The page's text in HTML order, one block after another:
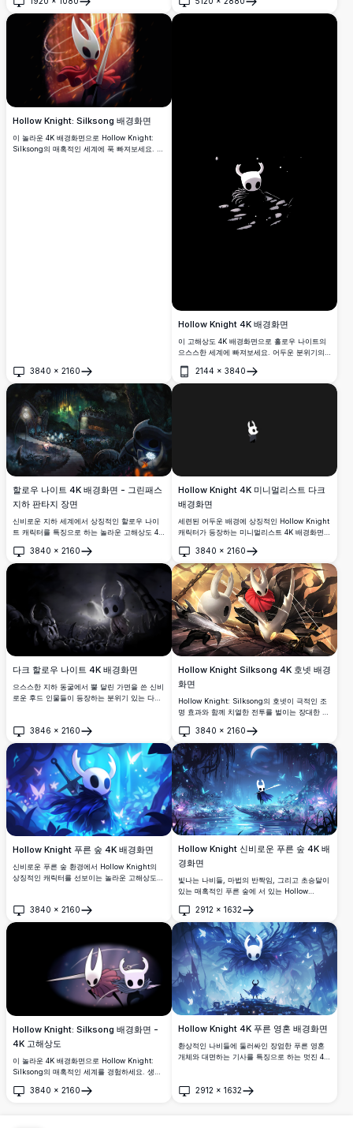
함께 조명하여, 시각적으로 인상적인 데스크탑
이나 모바일 배경을 찾는 게임 팬들에게 완벽합
열기
크톱 디스플레이에 완벽합니다.
열기
Hollow Knight: Silksong 배경화면
이 놀라운 4K 배경화면으로 Hollow Knight:
Silksong의 매혹적인 세계에 푹 빠져보세요. 활
3840 × 2160
열기
Hollow Knight 4K 배경화면
이 고해상도 4K 배경화면으로 홀로우 나이트의
으스스한 세계에 빠져보세요. 어두운 분위기의
배경화면은 게임의 매혹적인 아름다움과 신비로
움을 포착합니다. 화면에 Hallownest 감성을 더
2144 × 3840
열기
할로우 나이트 4K 배경화면 - 그린패스
지하 판타지 장면
신비로운 지하 세계에서 상징적인 할로우 나이
트 캐릭터를 특징으로 하는 놀라운 고해상도 4K
건축물, 빛나는 녹색 오로라, 신비로운 유적, 그
리고 환상적인 조명 효과를 보여줍니다. 인디 게
임과 다크 판타지 미학의 팬들에게 완벽한 이 프
리미엄 품질의 데스크톱 배경은 할로우네스트
깊은 곳의 매혹적인 아름다움을 담아냅니다.
3840 × 2160
열기
Hollow Knight 4K 미니멀리스트 다크
배경화면
세련된 어두운 배경에 상징적인 Hollow Knight
캐릭터가 등장하는 미니멀리스트 4K 배경화면.
아트워크로, 데스크톱과 모바일 디스플레이에
깔끔한 미적 매력을 제공합니다.
3840 × 2160
열기
다크 할로우 나이트 4K 배경화면
으스스한 지하 동굴에서 뿔 달린 가면을 쓴 신비
로운 후드 인물들이 등장하는 분위기 있는 다크
초현실적인 분위기를 연출하기에 완벽합니다.
3846 × 2160
열기
Hollow Knight Silksong 4K 호넷 배경
화면
Hollow Knight: Silksong의 호넷이 극적인 조
명 효과와 함께 치열한 전투를 벌이는 장대한 4K
서 바늘과 실크 능력을 구사하는 모습을 보여주
는 고해상도 아트워크로, 게이밍 데스크톱 디스
플레이에 완벽합니다.
3840 × 2160
열기
Hollow Knight 푸른 숲 4K 배경화면
신비로운 푸른 숲 환경에서 Hollow Knight의
상징적인 캐릭터를 선보이는 놀라운 고해상도
딩 애니메이션 스타일로 게임 애호가들과 데스
크탑 배경에 완벽합니다.
3840 × 2160
열기
Hollow Knight 신비로운 푸른 숲 4K 배
경화면
빛나는 나비들, 마법의 반짝임, 그리고 초승달이
있는 매혹적인 푸른 숲에 서 있는 Hollow
막히는 4K 배경화면. 게임의 독특한 아트 스타일
과 분위기 있는 아름다움을 보여주는 완벽한 고
해상도 데스크톱 배경.
2912 × 1632
열기
Hollow Knight: Silksong 배경화면 -
4K 고해상도
이 놀라운 4K 배경화면으로 Hollow Knight:
Silksong의 매혹적인 세계를 경험하세요. 생생
고해상도 이미지는 Hallownest의 모험을 데스
3840 × 2160
열기
Hollow Knight 4K 푸른 영혼 배경화면
환상적인 나비들에 둘러싸인 장엄한 푸른 영혼
개체와 대면하는 기사를 특징으로 하는 멋진 4K
운 분위기를 담아낸 고해상도 아트워크입니다.
2912 × 1632
열기